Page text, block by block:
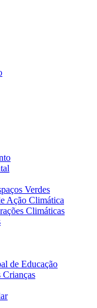
Verdes
Ação Climática
Climáticas
de Educação
Crianças